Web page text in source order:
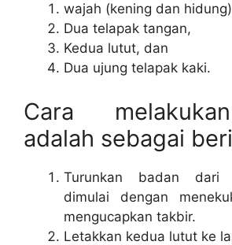
wajah (kening dan
Dua telapak tangan,
Kedua lutut, dan
Dua ujung telapak kaki.
Cara
adalah sebagai
Turunkan badan dari
dimulai dengan
mengucapkan takbir.
Letakkan kedua lutut ke